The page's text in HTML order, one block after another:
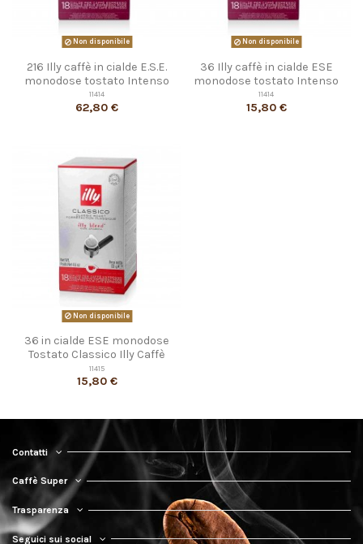
Non disponibile
216 Illy caffè in cialde E.S.E.
monodose tostato Intenso
11414
62,80 €
Non disponibile
36 Illy caffè in cialde ESE
monodose tostato Intenso
11414
15,80 €
Non disponibile
36 in cialde ESE monodose
Tostato Classico Illy Caffè
11415
15,80 €
Contatti
Caffè Super
Trasparenza
Seguici sui social